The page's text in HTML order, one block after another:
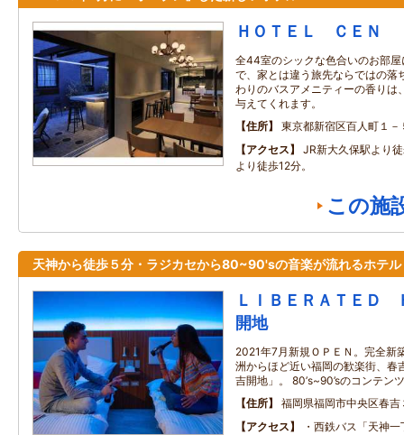
ＨＯＴＥＬ ＣＥＮ
全44室のシックな色合いのお部
で、家とは違う旅先ならではの落
わりのバスアメニティーの香りは
与えてくれます。
住所
東京都新宿区百人町１－
アクセス
JR新大久保駅より
より徒歩12分。
この施
天神から徒歩５分・ラジカセから80~90'sの音楽が流れるホテル
ＬＩＢＥＲＡＴＥＤ
開地
2021年7月新規ＯＰＥＮ。完全新
洲からほど近い福岡の歓楽街、春
吉開地」。 80’s~90’sのコンテン
住所
福岡県福岡市中央区春
アクセス
・西鉄バス「天神